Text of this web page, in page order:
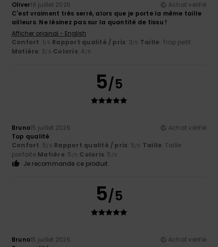
Oliver16 juillet 2026
Achat vérifié
C'est vraiment très serré, alors que je porte la même taille
ailleurs. Ne lésinez pas sur la quantité de tissu !
Afficher original - English
Confort: 1/5 Rapport qualité / prix: 3/5 Taille: Trop petit
Matière: 3/5 Coloris: 4 /5
5/5
Bruno15 juillet 2026
Achat vérifié
Top qualité
Confort: 5/5 Rapport qualité / prix: 5/5 Taille: Taille
parfaite Matière: 5 /5 Coloris: 5 /5
Je recommande ce produit
5/5
Bruno15 juillet 2026
Achat vérifié